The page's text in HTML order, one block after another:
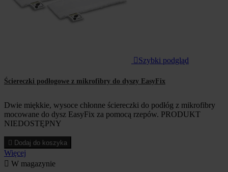
 Szybki podgląd
Ściereczki podłogowe z mikrofibry do dyszy EasyFix
Dwie miękkie, wysoce chłonne ściereczki do podłóg z mikrofibry
mocowane do dysz EasyFix za pomocą rzepów. PRODUKT
NIEDOSTĘPNY
 Dodaj do koszyka
Więcej
 W magazynie